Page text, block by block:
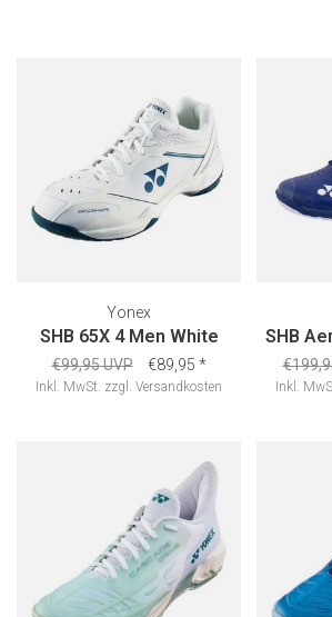
Yonex
SHB 65X 4 Men White
€99,95 UVP €89,95 *
Inkl. MwSt. zzgl. Versandkosten
SHB
Inkl.